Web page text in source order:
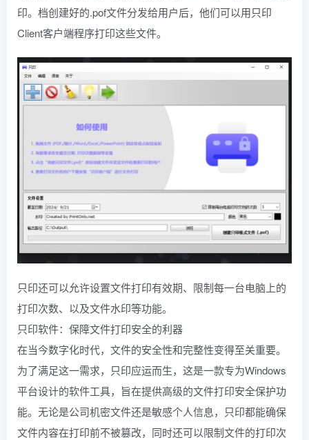
印。档创建好的.pof文件分发给用户后，他们可以用只印
Client客户端程序打印这些文件。
只印还可以允许设置文件打印有效期、限制每一台电脑上的
打印次数、以及文件水印等功能。
只印软件：保障文件打印安全的利器
在当今数字化时代，文件的安全性和完整性变得至关重要。
为了满足这一需求，只印应运而生，这是一款专为Windows
平台设计的软件工具，旨在提供高级的文件打印安全保护功
能。无论是公司机密文件还是敏感个人信息，只印都能确保
文件内容在打印前不被篡改，同时还可以限制文件的打印次